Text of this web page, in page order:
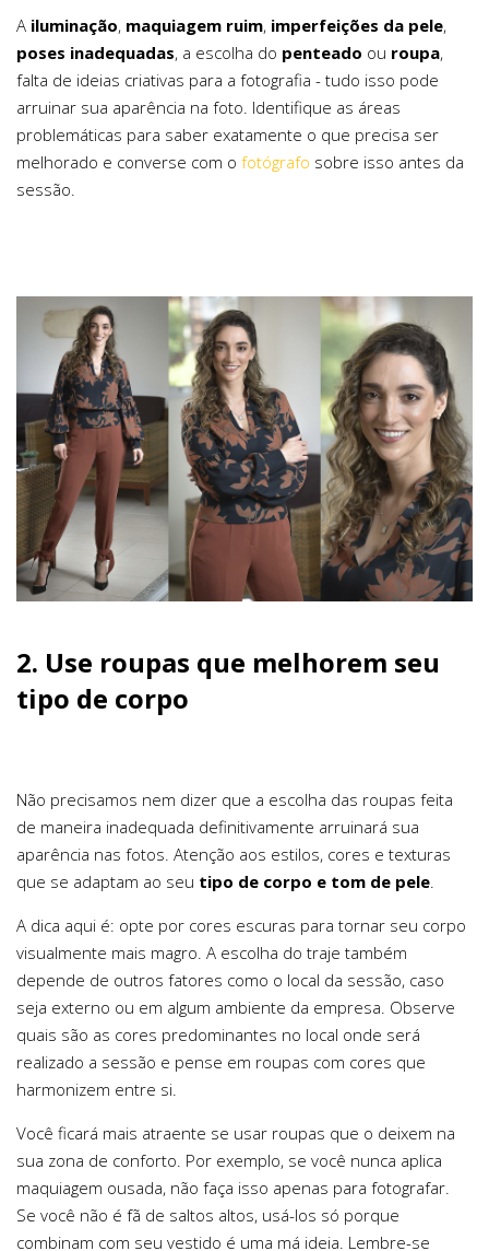
A iluminação, maquiagem ruim, imperfeições da pele,
poses inadequadas, a escolha do penteado ou roupa,
falta de ideias criativas para a fotografia - tudo isso pode
arruinar sua aparência na foto. Identifique as áreas
problemáticas para saber exatamente o que precisa ser
melhorado e converse com o fotógrafo sobre isso antes da
sessão.
2. Use roupas que melhorem seu
tipo de corpo
Não precisamos nem dizer que a escolha das roupas feita
de maneira inadequada definitivamente arruinará sua
aparência nas fotos. Atenção aos estilos, cores e texturas
que se adaptam ao seu tipo de corpo e tom de pele
A dica aqui é: opte por cores escuras para tornar seu corpo
visualmente mais magro. A escolha do traje também
depende de outros fatores como o local da sessão, caso
seja externo ou em algum ambiente da empresa. Observe
quais são as cores predominantes no local onde será
realizado a sessão e pense em roupas com cores que
harmonizem entre si.
Você ficará mais atraente se usar roupas que o deixem na
sua zona de conforto. Por exemplo, se você nunca aplica
maquiagem ousada, não faça isso apenas para fotografar.
Se você não é fã de saltos altos, usá-los só porque
combinam com seu vestido é uma má ideia. Lembre-se